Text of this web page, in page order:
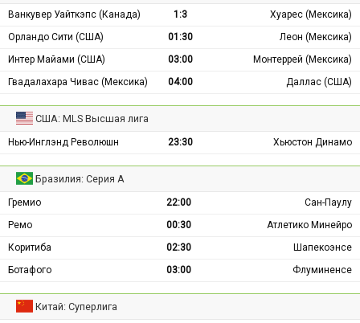
Ванкувер Уайткэпс (Канада) 1:3
Хуарес (Мексика)
Орландо Сити (США)
01:30
Леон (Мексика)
Интер Майами (США)
03:00
Монтеррей (Мексика)
Гвадалахара Чивас (Мексика)
04:00 Даллас (США)
США: MLS Высшая лига
Нью-Инглэнд Революшн 23:30 Хьюстон Динамо
Бразилия: Серия А
Гремио 22:00
Сан-Паулу
Ремо
00:30
Атлетико Минейро
Коритиба
02:30
Шапекоэнсе
Ботафого
03:00 Флуминенсе
Китай: Суперлига